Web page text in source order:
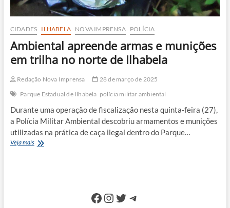
CIDADES ILHABELA NOVA IMPRENSA POLÍCIA
Ambiental apreende armas e munições
em trilha no norte de Ilhabela
Redação Nova Imprensa
28 de março de 2025
Parque Estadual de Ilhabela polícia militar ambiental
Durante uma operação de fiscalização nesta quinta-feira (27),
a Polícia Militar Ambiental descobriu armamentos e munições
utilizadas na prática de caça ilegal dentro do Parque…
Veja maisAmbiental
Facebook
Instagram
Twitter
Telegram